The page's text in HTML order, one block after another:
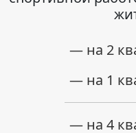
— на 2
— на 1
— на 4